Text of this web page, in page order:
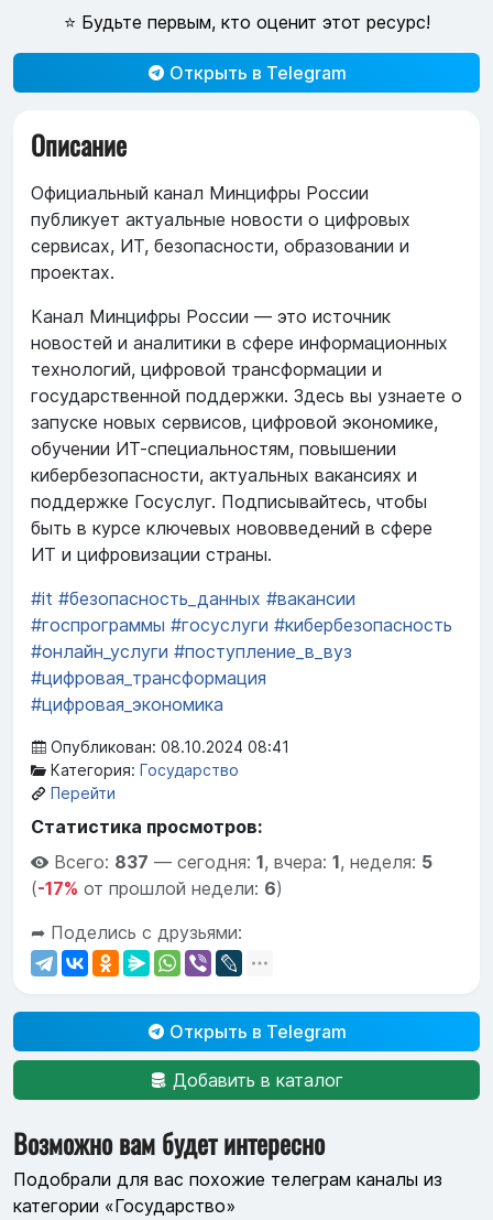
⭐ Будьте первым, кто оценит этот ресурс!
Открыть в Telegram
Описание
Официальный канал Минцифры России
публикует актуальные новости о цифровых
сервисах, ИТ, безопасности, образовании и
проектах.
Канал Минцифры России — это источник
новостей и аналитики в сфере информационных
технологий, цифровой трансформации и
государственной поддержки. Здесь вы узнаете о
запуске новых сервисов, цифровой экономике,
обучении ИТ-специальностям, повышении
кибербезопасности, актуальных вакансиях и
поддержке Госуслуг. Подписывайтесь, чтобы
быть в курсе ключевых нововведений в сфере
ИТ и цифровизации страны.
#it #безопасность_данных #вакансии
#госпрограммы #госуслуги #кибербезопасность
#онлайн_услуги #поступление_в_вуз
#цифровая_трансформация
#цифровая_экономика
Опубликован: 08.10.2024 08:41
Категория: Государство
Перейти
Статистика просмотров:
Всего: 837 — сегодня: 1, вчера: 1, неделя: 5
(-17% от прошлой недели: 6)
➦ Поделись с друзьями:
Открыть в Telegram
Добавить в каталог
Возможно вам будет интересно
Подобрали для вас похожие телеграм каналы из
категории «Государство»